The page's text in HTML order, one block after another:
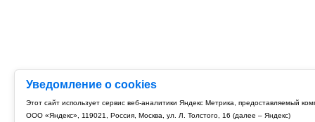
Уведомление о cookies
Этот сайт использует сервис веб-аналитики Яндекс Метрика, предоставляемый
ООО «Яндекс», 119021, Россия, Москва, ул. Л. Толстого, 16 (далее – Яндекс)